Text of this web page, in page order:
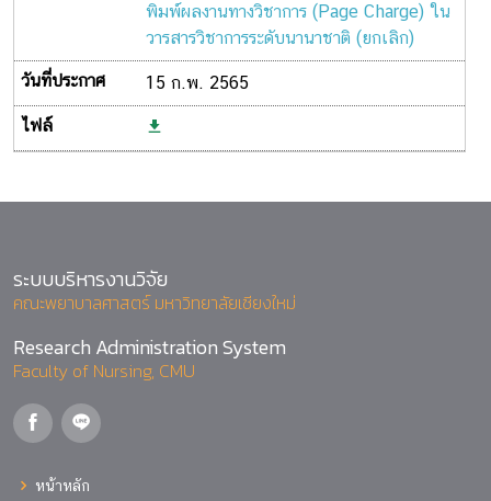
พิมพ์ผลงานทางวิชาการ (Page Charge) ใน
วารสารวิชาการระดับนานาชาติ (ยกเลิก)
15 ก.พ. 2565
ระบบบริหารงานวิจัย
คณะพยาบาลศาสตร์ มหาวิทยาลัยเชียงใหม่
Research Administration System
Faculty of Nursing, CMU
หน้าหลัก